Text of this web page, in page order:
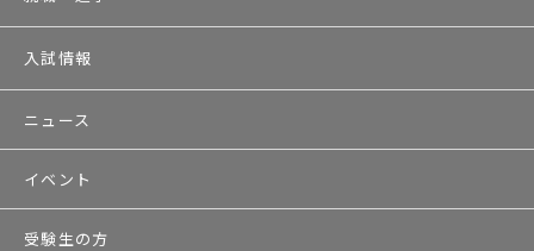
入試情報
ニュース
イベント
受験生の方